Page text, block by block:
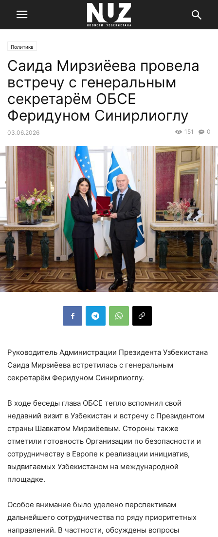
Политика
Саида Мирзиёева провела
встречу с генеральным
секретарём ОБСЕ
Феридуном Синирлиоглу
03.06.2026 0
151
Руководитель Администрации Президента Узбекистана
Саида Мирзиёева встретилась с генеральным
секретарём Феридуном Синирлиоглу.
В ходе беседы глава ОБСЕ тепло вспомнил свой
недавний визит в Узбекистан и встречу с Президентом
страны Шавкатом Мирзиёевым. Стороны также
отметили готовность Организации по безопасности и
сотрудничеству в Европе к реализации инициатив,
выдвигаемых Узбекистаном на международной
площадке.
Особое внимание было уделено перспективам
дальнейшего сотрудничества по ряду приоритетных
направлений. В частности, обсуждены вопросы